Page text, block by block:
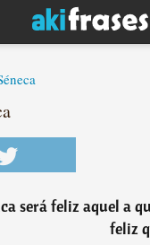
será feliz aquel a
feliz